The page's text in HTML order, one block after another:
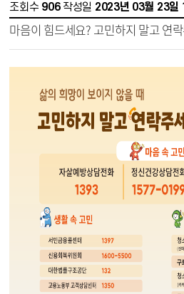
조회수 906 작성일 2023년 03월 23일
마음이 힘드세요? 고민하지 말고 연